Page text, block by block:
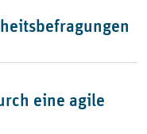
eine agile